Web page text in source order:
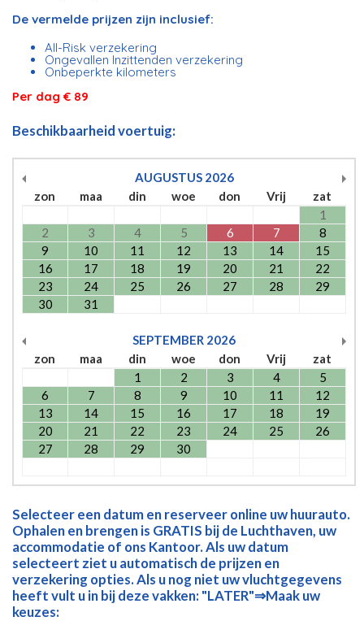
De vermelde prijzen zijn inclusief:
All-Risk verzekering
Ongevallen Inzittenden verzekering
Onbeperkte kilometers
Per dag € 89
Beschikbaarheid voertuig:
AUGUSTUS 2026
zon
maa din woe don Vrij
zat
1
2
3 4 5 6 7
8
9
10 11 12 13 14
15
16
17 18 19 20 21
22
23
24 25 26 27 28
29
30
31
SEPTEMBER 2026
zon
maa din woe don Vrij
zat
1
2 3 4
5
6
7 8 9 10 11
12
13
14 15 16 17 18
19
20
21 22 23 24 25
26
27
28 29 30
Selecteer een datum en reserveer online uw huurauto.
Ophalen en brengen is GRATIS bij de Luchthaven, uw
accommodatie of ons Kantoor. Als uw datum
selecteert ziet u automatisch de prijzen en
verzekering opties. Als u nog niet uw vluchtgegevens
heeft vult u in bij deze vakken: "LATER"⇒Maak uw
keuzes: